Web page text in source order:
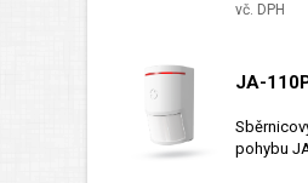
vč. DPH
JA-
pohybu